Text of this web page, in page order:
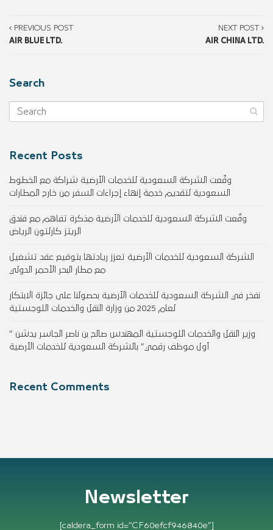
PREVIOUS POST
AIR BLUE LTD.
NEXT POST
AIR CHINA LTD.
Search
Recent Posts
وقّعت الشركة السعودية للخدمات الأرضية شراكة مع الخطوط
السعودية لتقديم خدمة إنهاء إجراءات السفر من خارج المطارات
وقّعت الشركة السعودية للخدمات الأرضية مذكرة تفاهم مع فندق
الريتز كارلتون الرياض
الشركة السعودية للخدمات الأرضية تعزز ريادتها بتوقيع عقد تشغيل
مع مطار البحر الأحمر الدولي
نفخر في الشركة السعودية للخدمات الأرضية بحصولنا على جائزة الابتكار
لعام 2025 من وزارة النقل والخدمات اللوجستية
وزير النقل والخدمات اللوجستية المهندس صالح بن ناصر الجاسر يدشن ”
أول موظف رقمي” بالشركة السعودية للخدمات الأرضية
Recent Comments
Newsletter
[caldera_form id=”CF60efcf946840e”]